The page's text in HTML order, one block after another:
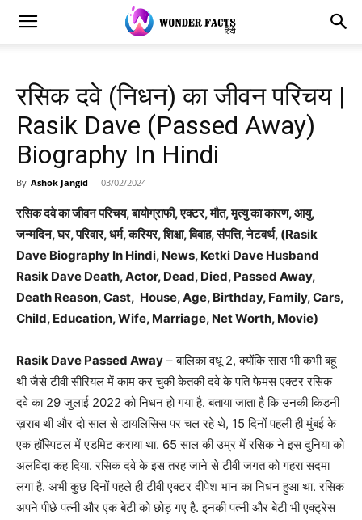
रसिक दवे (निधन) का जीवन परिचय |
Rasik Dave (Passed Away)
Biography In Hindi
By Ashok Jangid - 03/02/2024
रसिक दवे का जीवन परिचय, बायोग्राफी, एक्टर, मौत, मृत्यु का कारण, आयु,
जन्मदिन, घर, परिवार, धर्म, करियर, शिक्षा, विवाह, संपत्ति, नेटवर्थ, (Rasik
Dave Biography In Hindi, News, Ketki Dave Husband
Rasik Dave Death, Actor, Dead, Died, Passed Away,
Death Reason, Cast, House, Age, Birthday, Family, Cars,
Child, Education, Wife, Marriage, Net Worth, Movie)
Rasik Dave Passed Away – बालिका वधू 2, क्योंकि सास भी कभी बहू
थी जैसे टीवी सीरियल में काम कर चुकी केतकी दवे के पति फेमस एक्टर रसिक
दवे का 29 जुलाई 2022 को निधन हो गया है. बताया जाता है कि उनकी किडनी
ख़राब थी और दो साल से डायलिसिस पर चल रहे थे, 15 दिनों पहली ही मुंबई के
एक हॉस्पिटल में एडमिट कराया था. 65 साल की उम्र में रसिक ने इस दुनिया को
अलविदा कह दिया. रसिक दवे के इस तरह जाने से टीवी जगत को गहरा सदमा
लगा है. अभी कुछ दिनों पहले ही टीवी एक्टर दीपेश भान का निधन हुआ था. रसिक
अपने पीछे पत्नी और एक बेटी को छोड़ गए है. इनकी पत्नी और बेटी भी एक्ट्रेस